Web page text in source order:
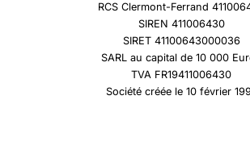
RCS Clermont-Ferrand
SIREN 411006430
SIRET 41100643000036
SARL au capital de 10 000
TVA FR19411006430
Société créée le 10 février